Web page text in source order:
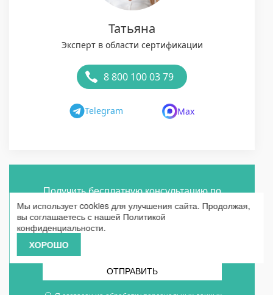
Татьяна
Эксперт в области сертификации
8 800 100 03 79
Telegram Max
Получить бесплатную консультацию по
сертификации
ОТПРАВИТЬ
Мы использует cookies для улучшения сайта. Продолжая,
вы соглашаетесь с нашей Политикой
конфиденциальности.
ХОРОШО